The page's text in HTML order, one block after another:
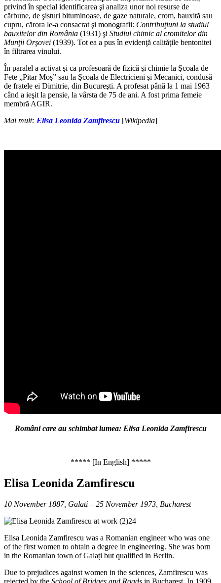
privind în special identificarea şi analiza unor noi resurse de
cărbune, de şisturi bituminoase, de gaze naturale, crom, bauxită sau
cupru, cărora le-a consacrat şi monografii: Contribuţiuni la studiul
bauxitelor din România (1931) şi Studiul chimic al cromitelor din
Munţii Orşovei (1939). Tot ea a pus în evidenţă calităţile bentonitei
în filtrarea vinului.
În paralel a activat şi ca profesoară de fizică şi chimie la Şcoala de
Fete „Pitar Moş” sau la Şcoala de Electricieni şi Mecanici, condusă
de fratele ei Dimitrie, din Bucureşti. A profesat până la 1 mai 1963
când a ieşit la pensie, la vârsta de 75 de ani. A fost prima femeie
membră AGIR.
Mai mult: Elisa Leonida Zamfirescu [Wikipedia]
Români care au schimbat lumea: Elisa Leonida Zamfirescu
***** [In English] *****
Elisa Leonida Zamfirescu
10 November 1887, Galati – 25 November 1973, Bucharest
Elisa Leonida Zamfirescu was a Romanian engineer who was one
of the first women to obtain a degree in engineering. She was born
in the Romanian town of Galați but qualified in Berlin.
Due to prejudices against women in the sciences, Zamfirescu was
rejected by the School of Bridges and Roads in Bucharest. In 1909